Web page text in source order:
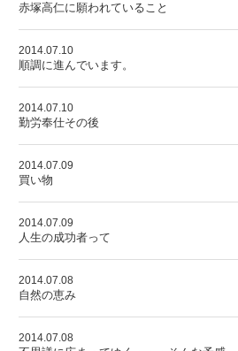
赤塚高仁に願われていること
2014.07.10
順調に進んでいます。
2014.07.10
勤労奉仕その後
2014.07.09
買い物
2014.07.09
人生の成功者って
2014.07.08
自然の恵み
2014.07.08